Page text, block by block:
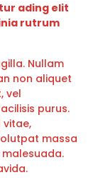
ading elit
rutrum
Nullam
non aliquet
vel
purus.
vitae,
massa